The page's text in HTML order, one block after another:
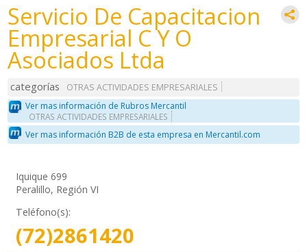
Servicio De Capacitacion
Empresarial C Y O
Asociados Ltda
categorías
OTRAS ACTIVIDADES EMPRESARIALES
Ver mas información de Rubros Mercantil
OTRAS ACTIVIDADES EMPRESARIALES
Ver mas información B2B de esta empresa en Mercantil.com
Iquique 699
Peralillo, Región VI
Teléfono(s):
(72)2861420